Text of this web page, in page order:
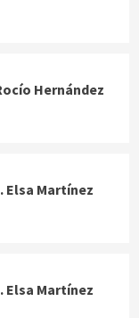
Hernández
Elsa Martínez
Elsa Martínez